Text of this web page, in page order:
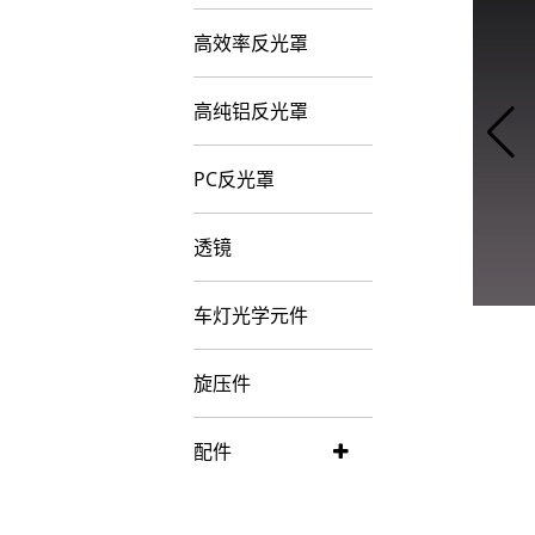
高效率反光罩
高纯铝反光罩
PC反光罩
透镜
车灯光学元件
旋压件
配件